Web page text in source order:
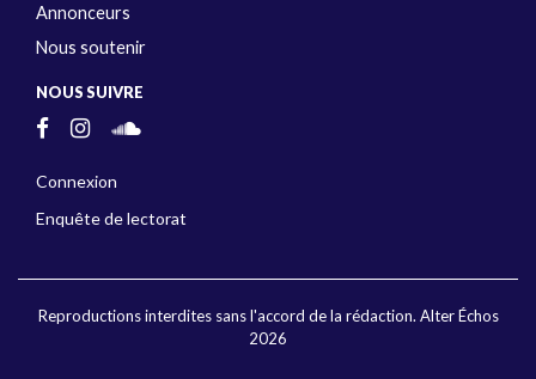
Annonceurs
Nous soutenir
NOUS SUIVRE
Connexion
Enquête de lectorat
Reproductions interdites sans l'accord de la rédaction. Alter Échos
2026